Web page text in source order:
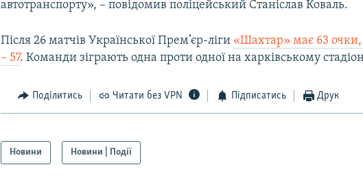
автотранспорту», – повідомив поліцейський Станіслав Коваль.
Після 26 матчів Української Прем’єр-ліги «Шахтар» має 63
– 57. Команди зіграють одна проти одної на харківському
Поділитись Читати без VPN Підписатись Друк
Новини Новини | Події